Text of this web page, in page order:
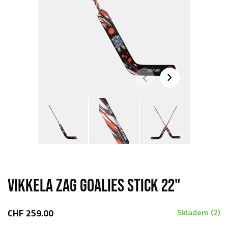
VIKKELA ZAG GOALIES STICK 22"
CHF 259.00 Skladem (2)